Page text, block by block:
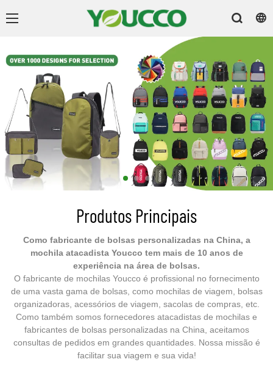
Produtos Principais
Como fabricante de bolsas personalizadas na China, a
mochila atacadista Youcco tem mais de 10 anos de
experiência na área de bolsas.
O fabricante de mochilas Youcco é profissional no fornecimento
de uma vasta gama de bolsas, como mochilas de viagem, bolsas
organizadoras, acessórios de viagem, sacolas de compras, etc.
Como também somos fornecedores atacadistas de mochilas e
fabricantes de bolsas personalizadas na China, aceitamos
consultas de pedidos em grandes quantidades. Nossa missão é
facilitar sua viagem e sua vida!